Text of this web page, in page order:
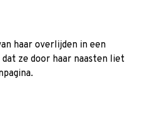
haar overlijden in een
ze door haar naasten liet